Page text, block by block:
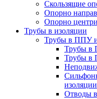
Скользящие
Опорно
Опорно
Трубы в изоляции
Трубы в ППУ
Трубы
Трубы
изоляции
Отводы